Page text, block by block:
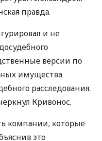
правда.
и не
версии по
имущества
расследования.
Кривонос.
компании, которые
это